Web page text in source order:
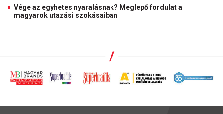
Vége az egyhetes nyaralásnak? Meglepő fordulat a
magyarok utazási szokásaiban